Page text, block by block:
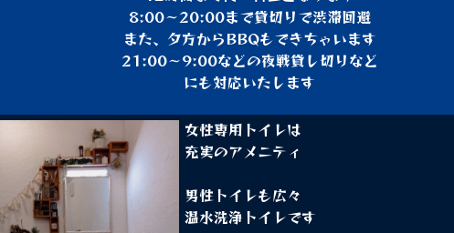
8:00～20:00まで貸切りで渋滞回避
また、夕方からBBQもできちゃいます
21:00～9:00などの夜戦貸し切りなど
にも対応いたします
女性専用トイレは
充実のアメニティ
男性トイレも広々
温水洗浄トイレです